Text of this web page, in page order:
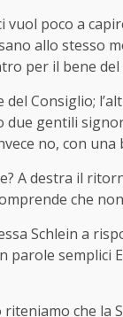
vuol poco a
allo stesso
per il bene del
del Consiglio;
due gentili
no, con
A destra il
che
Schlein a
parole semplici
che la